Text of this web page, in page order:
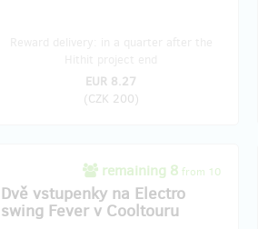
EUR 8.27
(CZK 200)
remaining 8 from 10
Dvě vstupenky na Electro
swing Fever v Cooltouru